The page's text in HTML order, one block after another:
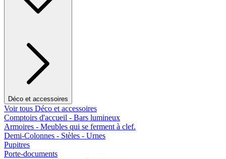
Déco et accessoires
Voir tous Déco et accessoires
Comptoirs d'accueil - Bars lumineux
Armoires - Meubles qui se ferment à clef.
Demi-Colonnes - Stèles - Urnes
Pupitres
Porte-documents